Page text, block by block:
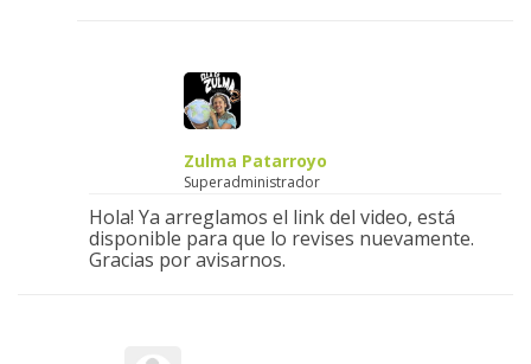
Zulma Patarroyo
Superadministrador
Hola! Ya arreglamos el link del video, está
disponible para que lo revises nuevamente.
Gracias por avisarnos.